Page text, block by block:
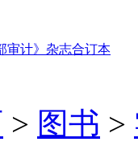
审计》杂志合订本
> 图书 >